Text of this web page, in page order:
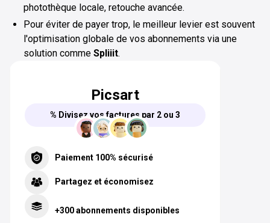
photothèque locale, retouche avancée.
Pour éviter de payer trop, le meilleur levier est souvent
l'optimisation globale de vos abonnements via une
solution comme Spliiit.
Picsart
% Divisez vos factures par 2 ou 3
Paiement 100% sécurisé
Partagez et économisez
+300 abonnements disponibles